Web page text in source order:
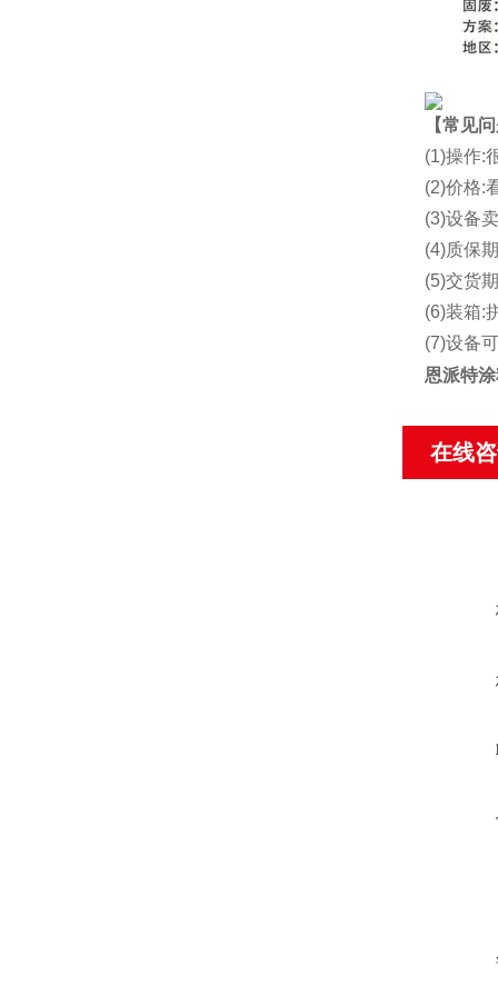
【常见
(1)操作:
(2)价格:
(3)设备
(4)质保
(5)交货
(6)装箱:
(7)设备
恩派特
在线